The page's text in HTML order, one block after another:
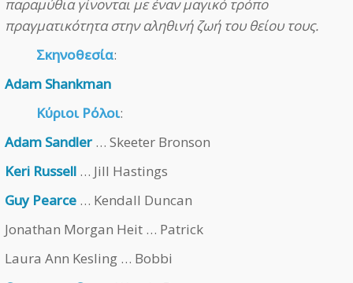
παραμύθια γίνονται με έναν μαγικό τρόπο
πραγματικότητα στην αληθινή ζωή του θείου τους.
Σκηνοθεσία:
Adam Shankman
Κύριοι Ρόλοι:
Adam Sandler … Skeeter Bronson
Keri Russell … Jill Hastings
Guy Pearce … Kendall Duncan
Jonathan Morgan Heit … Patrick
Laura Ann Kesling … Bobbi